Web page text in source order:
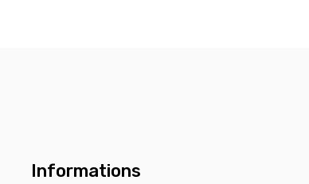
Informations